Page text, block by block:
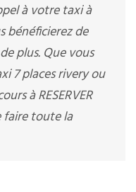
à votre taxi à
de
plus. Que vous
7 places rivery ou
à RESERVER
faire toute la